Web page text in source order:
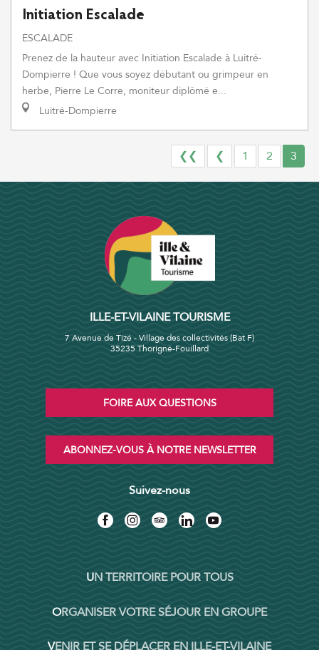
Initiation Escalade
ESCALADE
Prenez de la hauteur avec Initiation Escalade à Luitré-
Dompierre ! Que vous soyez débutant ou grimpeur en
herbe, Pierre Le Corre, moniteur diplômé e...
Luitré-Dompierre
❮❮ ❮ 1 2 3
ILLE-ET-VILAINE TOURISME
7 Avenue de Tizé - Village des collectivités (Bat F)
35235 Thorigné-Fouillard
FOIRE AUX QUESTIONS
ABONNEZ-VOUS À NOTRE NEWSLETTER
Suivez-nous
UN TERRITOIRE POUR TOUS
ORGANISER VOTRE SÉJOUR EN GROUPE
VENIR ET SE DÉPLACER EN ILLE-ET-VILAINE